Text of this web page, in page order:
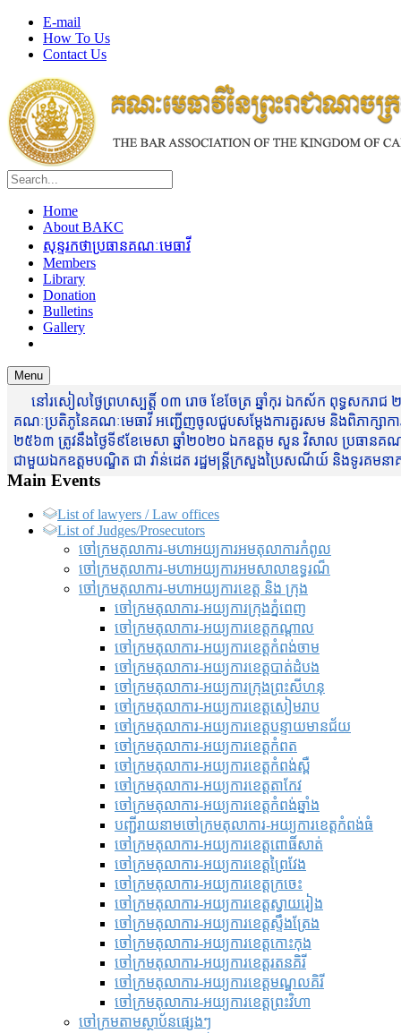
E-mail
How To Us
Contact Us
Home
About BAKC
សុន្ទរកថាប្រធានគណៈមេធាវី
Members
Library
Donation
Bulletins
Gallery
Menu
នៅរសៀលថ្ងៃព្រហស្បត្តិ៍ ០៣ រោច ខែចែត្រ ឆ្នាំកុរ ឯកស័ក ពុទ្ធសករាជ
គណៈប្រតិភូនៃគណៈមេធាវី អញ្ជើញចូលជួបសម្តែងការគួរសម និងពិភាក្សាកា
២៥៦៣ ត្រូវនឹងថ្ងៃទី៩ខែមេសា ឆ្នាំ២០២០ ឯកឧត្តម សួន វិសាល ប្រធានគណ
ជាមួយឯកឧត្តមបណ្ឌិត ជា វ៉ាន់ដេត រដ្ឋមន្រ្តីក្រសួងប្រៃសណីយ៍ និងទូរគ
Main Events
List of lawyers / Law offices
List of Judges/Prosecutors
ចៅក្រមតុលាការ-មហាអយ្យការអមតុលាការកំពូល
ចៅក្រមតុលាការ-មហាអយ្យការអមសាលាឧទ្ធរណ៏
ចៅក្រមតុលាការ-មហាអយ្យការខេត្ត និង ក្រុង
ចៅក្រមតុលាការ-អយ្យការក្រុងភ្នំពេញ
ចៅក្រមតុលាការ-អយ្យការខេត្តកណ្តាល
ចៅក្រមតុលាការ-អយ្យការខេត្តកំពង់ចាម
ចៅក្រមតុលាការ-អយ្យការខេត្តបាត់ដំបង
ចៅក្រមតុលាការ-អយ្យការ​ក្រុងព្រះសីហនុ
ចៅក្រមតុលាការ-អយ្យការខេត្តសៀមរាប
ចៅក្រមតុលាការ-អយ្យការខេត្តបន្ទាយមានជ័យ
ចៅក្រមតុលាការ-អយ្យការខេត្តកំពត
ចៅក្រមតុលាការ-អយ្យការខេត្តកំពង់ស្ពឺ
ចៅក្រមតុលាការ-អយ្យការខេត្តតាកែវ
ចៅក្រមតុលាការ-អយ្យការខេត្តកំពង់ឆ្នាំង
បញ្ជីរាយនាមចៅក្រមតុលាការ-អយ្យការខេត្តកំពង់ធំ
ចៅក្រមតុលាការ-អយ្យការខេត្តពោធិ៍សាត់
ចៅក្រមតុលាការ-អយ្យការខេត្តព្រៃវែង
ចៅក្រមតុលាការ-អយ្យការខេត្តក្រចេះ
ចៅក្រមតុលាការ-អយ្យការខេត្តស្វាយរៀង
ចៅក្រមតុលាការ-អយ្យការខេត្តស្ទឹងត្រែង
ចៅក្រមតុលាការ-អយ្យការខេត្តកោះកុង
ចៅក្រមតុលាការ-អយ្យការខេត្តរតនគិរី
ចៅក្រមតុលាការ-អយ្យការខេត្តមណ្ឌលគិរី
ចៅក្រមតុលាការ-អយ្យការខេត្តព្រះវិហា
ចៅក្រមតាមស្ថាប័នផ្សេងៗ